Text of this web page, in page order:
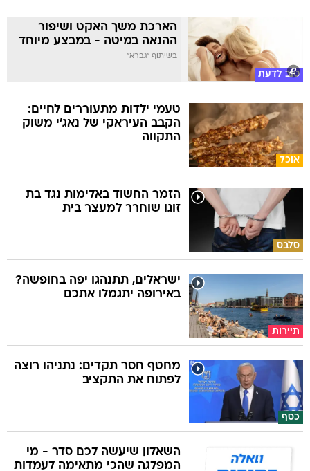
טוב לדעת
הארכת משך האקט ושיפור
ההנאה במיטה - במבצע מיוחד
בשיתוף "גברא"
אוכל
טעמי ילדות מתעוררים לחיים:
הקבב העיראקי של נאג׳י משוק
התקווה
סלבס
הזמר החשוד באלימות נגד בת
זוגו שוחרר למעצר בית
תיירות
ישראלים, תתנהגו יפה בחופשה?
באירופה יתגמלו אתכם
כסף
מחטף חסר תקדים: נתניהו רוצה
לפתוח את התקציב
השאלון שיעשה לכם סדר - מי
המפלגה שהכי מתאימה לעמדות